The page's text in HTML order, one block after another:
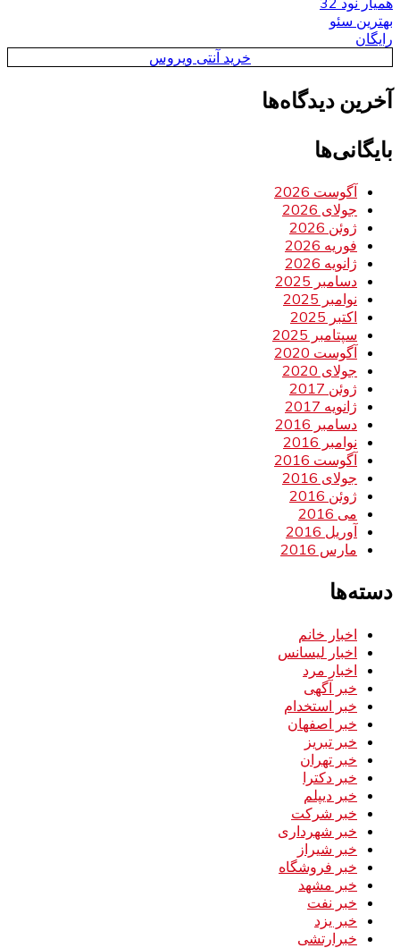
بهترین سئو
رایگان
خرید آنتی ویروس
آخرین دیدگاه‌ها
بایگانی‌ها
آگوست 2026
جولای 2026
ژوئن 2026
فوریه 2026
ژانویه 2026
دسامبر 2025
نوامبر 2025
اکتبر 2025
سپتامبر 2025
آگوست 2020
جولای 2020
ژوئن 2017
ژانویه 2017
دسامبر 2016
نوامبر 2016
آگوست 2016
جولای 2016
ژوئن 2016
می 2016
آوریل 2016
مارس 2016
دسته‌ها
اخبار خانم
اخبار لیسانس
اخبار مرد
خبر آگهی
خبر استخدام
خبر اصفهان
خبر تبریز
خبر تهران
خبر دکترا
خبر دیپلم
خبر شرکت
خبر شهرداری
خبر شیراز
خبر فروشگاه
خبر مشهد
خبر نفت
خبر یزد
خبرارتشی